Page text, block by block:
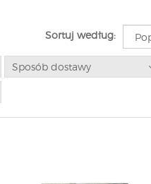
Sortuj według:
Sposób dostawy